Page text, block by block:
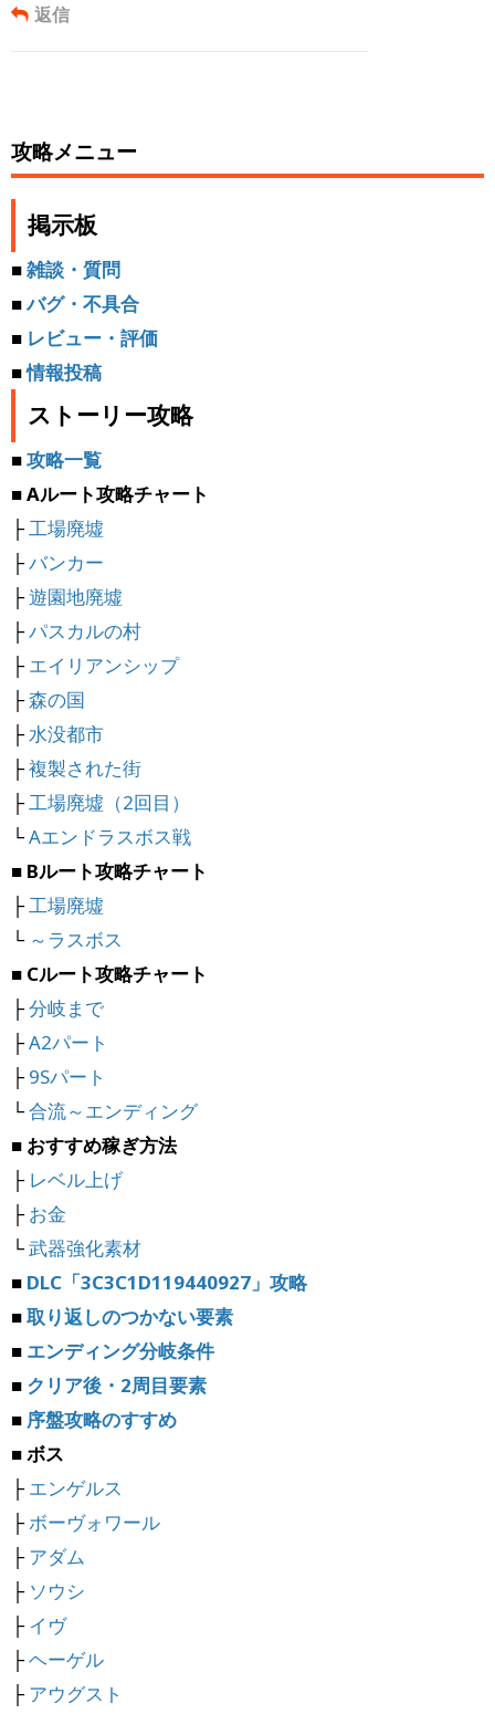
返信
攻略メニュー
掲示板
■雑談・質問
■バグ・不具合
■ レビュー・評価
■情報投稿
ストーリー攻略
■攻略一覧
■ Aルート攻略チャート
├工場廃墟
├バンカー
├遊園地廃墟
├パスカルの村
├エイリアンシップ
├森の国
├水没都市
├複製された街
├工場廃墟（2回目）
└Aエンドラスボス戦
■ Bルート攻略チャート
├工場廃墟
└ ～ラスボス
■ Cルート攻略チャート
├分岐まで
├A2パート
├9Sパート
└合流～エンディング
■ おすすめ稼ぎ方法
├ レベル上げ
├お金
└武器強化素材
■ DLC「3C3C1D119440927」攻略
■取り返しのつかない要素
■ エンディング分岐条件
■ クリア後・2周目要素
■ 序盤攻略のすすめ
■ ボス
├エンゲルス
├ボーヴォワール
├アダム
├ ソウシ
├イヴ
├ヘーゲル
├アウグスト